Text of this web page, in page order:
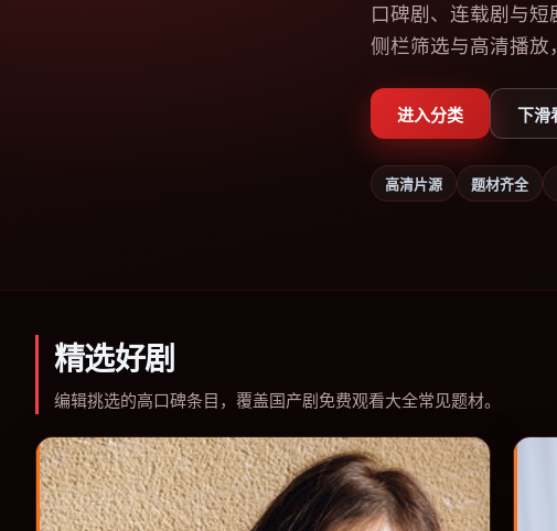
口碑剧、连载剧与短
侧栏筛选与高清播放
进入分类 下滑
高清片源 题材齐全
精选好剧
编辑挑选的高口碑条目，覆盖国产剧免费观看大全常见题材。